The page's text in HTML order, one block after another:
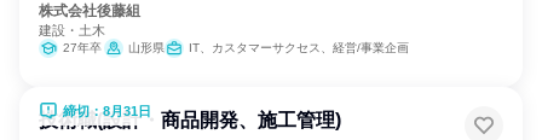
株式会社後藤組
建設・土木
27年卒 山形県 IT、カスタマーサクセス、経営/事業企画
締切：8月31日
技術職(設計・商品開発、施工管理)